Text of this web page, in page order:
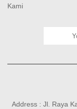
Kami
Address : Jl. Raya